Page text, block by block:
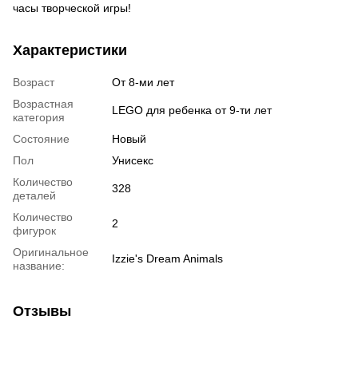
часы творческой игры!
Характеристики
Возраст
От 8-ми лет
Возрастная
категория
LEGO для ребенка от 9-ти лет
Состояние
Новый
Пол
Унисекс
Количество
деталей
328
Количество
фигурок
2
Оригинальное
название:
Izzie's Dream Animals
Отзывы